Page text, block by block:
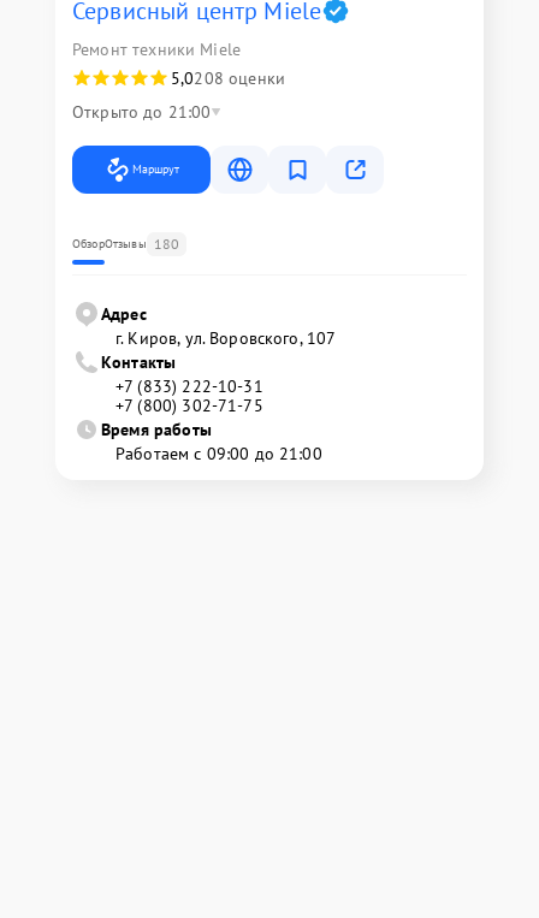
Сервисный центр Miele
Ремонт техники Miele
5,0208 оценки
Открыто до 21:00
Маршрут
ОбзорОтзывы 180
Адрес
г. Киров, ул. Воровского, 107
Контакты
+7 (833) 222-10-31
+7 (800) 302-71-75
Время работы
Работаем с 09:00 до 21:00